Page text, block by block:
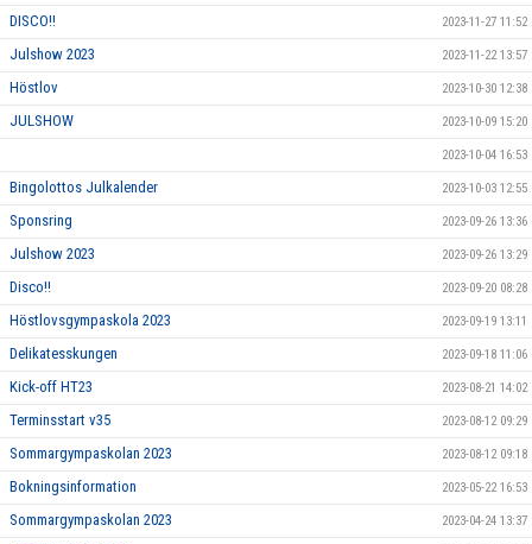
DISCO!! 2023-11-27 11:52
Julshow 2023 2023-11-22 13:57
Höstlov 2023-10-30 12:38
JULSHOW 2023-10-09 15:20
2023-10-04 16:53
Bingolottos Julkalender 2023-10-03 12:55
Sponsring 2023-09-26 13:36
Julshow 2023 2023-09-26 13:29
Disco!! 2023-09-20 08:28
Höstlovsgympaskola 2023 2023-09-19 13:11
Delikatesskungen 2023-09-18 11:06
Kick-off HT23 2023-08-21 14:02
Terminsstart v35 2023-08-12 09:29
Sommargympaskolan 2023 2023-08-12 09:18
Bokningsinformation 2023-05-22 16:53
Sommargympaskolan 2023 2023-04-24 13:37